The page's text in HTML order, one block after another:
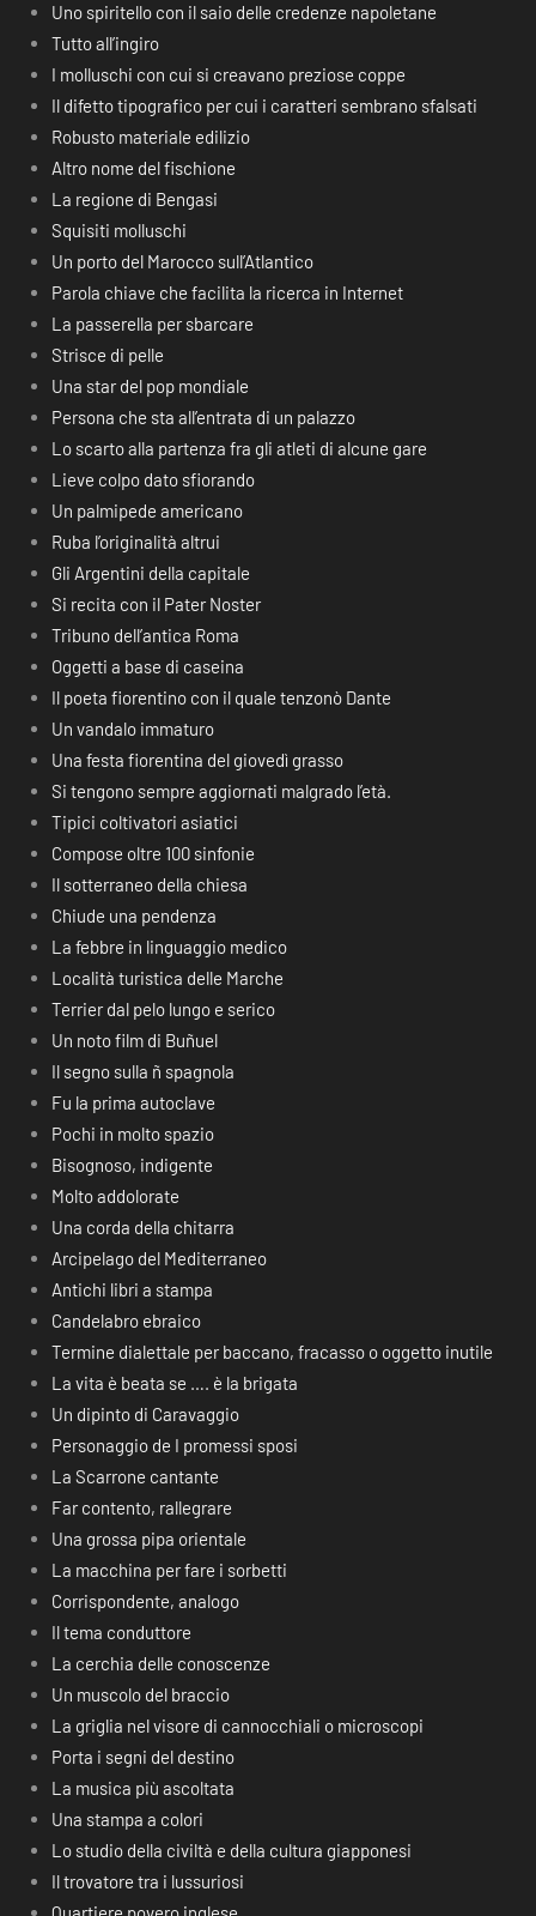
Uno spiritello con il saio delle credenze napoletane
Tutto all’ingiro
I molluschi con cui si creavano preziose coppe
Il difetto tipografico per cui i caratteri sembrano sfalsati
Robusto materiale edilizio
Altro nome del fischione
La regione di Bengasi
Squisiti molluschi
Un porto del Marocco sull’Atlantico
Parola chiave che facilita la ricerca in Internet
La passerella per sbarcare
Strisce di pelle
Una star del pop mondiale
Persona che sta all’entrata di un palazzo
Lo scarto alla partenza fra gli atleti di alcune gare
Lieve colpo dato sfiorando
Un palmipede americano
Ruba l’originalità altrui
Gli Argentini della capitale
Si recita con il Pater Noster
Tribuno dell’antica Roma
Oggetti a base di caseina
Il poeta fiorentino con il quale tenzonò Dante
Un vandalo immaturo
Una festa fiorentina del giovedì grasso
Si tengono sempre aggiornati malgrado l’età.
Tipici coltivatori asiatici
Compose oltre 100 sinfonie
Il sotterraneo della chiesa
Chiude una pendenza
La febbre in linguaggio medico
Località turistica delle Marche
Terrier dal pelo lungo e serico
Un noto film di Buñuel
Il segno sulla ñ spagnola
Fu la prima autoclave
Pochi in molto spazio
Bisognoso, indigente
Molto addolorate
Una corda della chitarra
Arcipelago del Mediterraneo
Antichi libri a stampa
Candelabro ebraico
Termine dialettale per baccano, fracasso o oggetto inutile
La vita è beata se …. è la brigata
Un dipinto di Caravaggio
Personaggio de I promessi sposi
La Scarrone cantante
Far contento, rallegrare
Una grossa pipa orientale
La macchina per fare i sorbetti
Corrispondente, analogo
Il tema conduttore
La cerchia delle conoscenze
Un muscolo del braccio
La griglia nel visore di cannocchiali o microscopi
Porta i segni del destino
La musica più ascoltata
Una stampa a colori
Lo studio della civiltà e della cultura giapponesi
Il trovatore tra i lussuriosi